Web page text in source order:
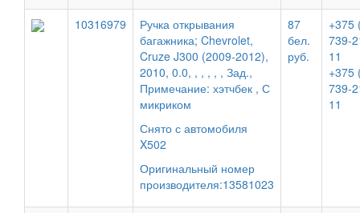
10316979
Ручка открывания
багажника; Chevrolet,
Cruze J300 (2009-2012),
2010, 0.0, , , , , , Зад.,
Примечание: хэтчбек , С
микриком
Снято с автомобиля
X502
Оригинальный номер
производителя:13581023
87
бел.
руб.
+375
739-
11
+375
739-
11